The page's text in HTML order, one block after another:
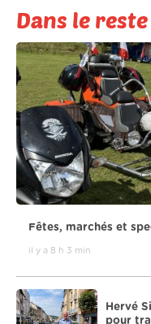
Dans le
Fêtes, marchés et
il y a 8 h 3 min
Hervé
pour